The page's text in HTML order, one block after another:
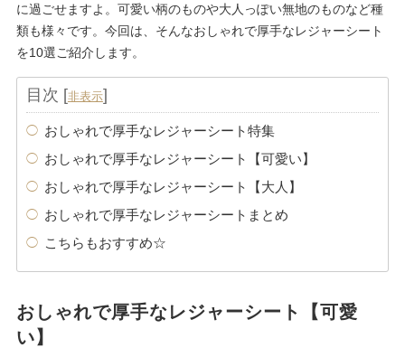
に過ごせますよ。可愛い柄のものや大人っぽい無地のものなど種
類も様々です。今回は、そんなおしゃれで厚手なレジャーシート
を10選ご紹介します。
目次 [非表示]
おしゃれで厚手なレジャーシート特集
おしゃれで厚手なレジャーシート【可愛い】
おしゃれで厚手なレジャーシート【大人】
おしゃれで厚手なレジャーシートまとめ
こちらもおすすめ☆
おしゃれで厚手なレジャーシート【可愛
い】